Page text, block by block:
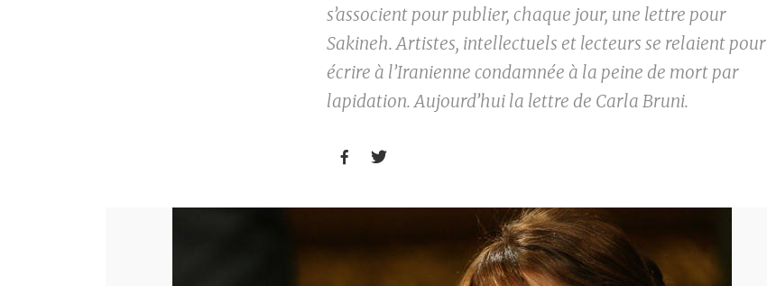
s’associent pour publier, chaque jour, une lettre pour
Sakineh. Artistes, intellectuels et lecteurs se relaient pour
écrire à l’Iranienne condamnée à la peine de mort par
lapidation. Aujourd’hui la lettre de Carla Bruni.
 